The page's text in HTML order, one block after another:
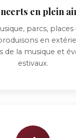
en plein
parcs, places
en
de la musique et
estivaux.